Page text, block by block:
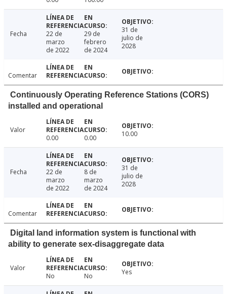
Fecha
22 de
marzo
de 2022
29 de
febrero
de 2024
31 de
julio de
2028
Comentar
Continuously Operating Reference Stations (CORS)
installed and operational
Valor
0.00
0.00 10.00
Fecha
22 de
marzo
de 2022
8 de
marzo
de 2024
31 de
julio de
2028
Comentar
Digital land information system is functional with
ability to generate sex-disaggregate data
Valor
No
No Yes